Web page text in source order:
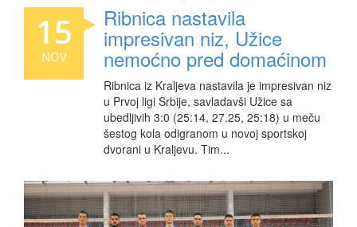
15
NOV
Ribnica nastavila
impresivan niz, Užice
nemoćno pred domaćinom
Ribnica iz Kraljeva nastavila je impresivan niz
u Prvoj ligi Srbije, savladavši Užice sa
ubedljivih 3:0 (25:14, 27.25, 25:18) u meču
šestog kola odigranom u novoj sportskoj
dvorani u Kraljevu. Tim...